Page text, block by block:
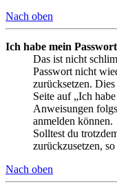
Nach oben
Ich habe mein
Das ist nicht
Passwort nicht
zurücksetzen.
Seite auf „Ich
Anweisungen
anmelden können.
Solltest du
zurückzusetzen,
Nach oben